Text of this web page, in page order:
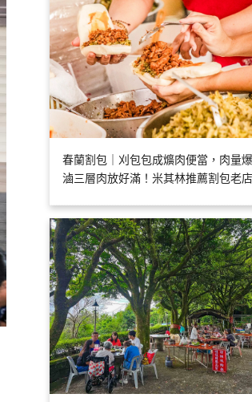
春蘭割包｜刈包包成爌肉便當，肉量
滷三層肉放好滿！米其林推薦割包老店